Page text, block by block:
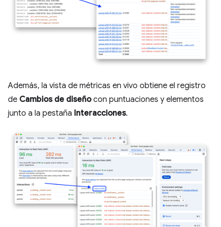
Además, la vista de métricas en vivo obtiene el registro
de Cambios de diseñocon puntuaciones y elementos
junto a la pestaña Interacciones.